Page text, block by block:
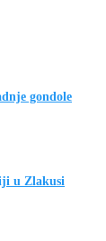
gondole
u Zlakusi